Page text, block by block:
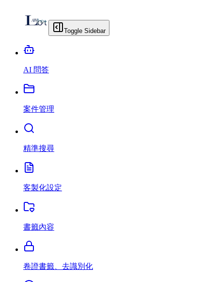
Toggle Sidebar
AI 問答
案件管理
精準搜尋
客製化設定
書籤內容
卷證書籤、去識別化